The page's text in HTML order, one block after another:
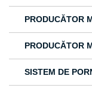
PRODUCĂTOR
PRODUCĂTOR
SISTEM DE